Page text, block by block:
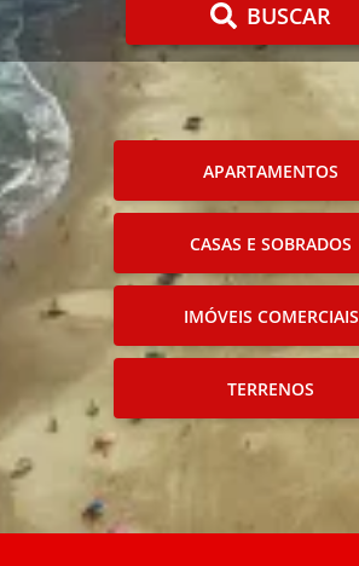
BUSCAR
APARTAMENTOS
CASAS E SOBRADOS
IMÓVEIS COMERCIAIS
TERRENOS